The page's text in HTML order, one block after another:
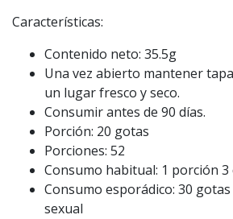
Características:
Contenido neto: 35.5g
Una vez abierto mantener
un lugar fresco y seco.
Consumir antes de 90 días.
Porción: 20 gotas
Porciones: 52
Consumo habitual: 1 porción 3
Consumo esporádico: 30
sexual